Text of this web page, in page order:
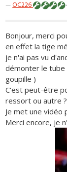
—OC226
Bonjour, merci
en effet la tige
je n'ai pas vu
démonter le tube
goupille )
C'est peut-être
ressort ou autre ?
Je met une vidéo
Merci encore, je